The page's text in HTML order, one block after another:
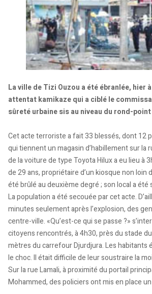
La ville de Tizi Ouzou a été ébranlée, hier à
attentat kamikaze qui a ciblé le
sûreté urbaine sis au niveau du rond-
Cet acte terroriste a fait 33 blessés, dont 12
qui tiennent un magasin d’habillement sur la
de la voiture de type Toyota Hilux a eu lieu à
de 29 ans, propriétaire d’un kiosque non loin
été brûlé au deuxième degré ; son local a
La population a été secouée par cet acte.
minutes seulement après l’explosion, des
centre-ville. «Qu’est-ce qui se passe ?»
citoyens rencontrés, à 4h30, près du stade
mètres du carrefour Djurdjura. Les habitants
le choc. Il était difficile de leur soustraire la
Sur la rue Lamali, à proximité du portail
Mohammed, des policiers ont mis en place